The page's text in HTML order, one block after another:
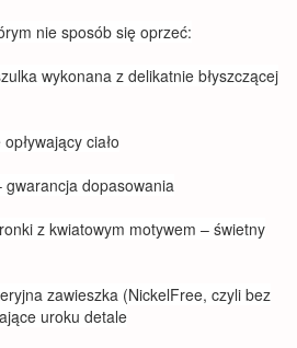
nie sposób się oprzeć:
wykonana z delikatnie błyszczącej
ciało
dopasowania
z kwiatowym motywem – świetny
zawieszka (NickelFree, czyli bez
uroku detale